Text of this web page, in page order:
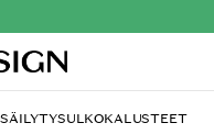
SÄILYTYSULKOKALUSTEET